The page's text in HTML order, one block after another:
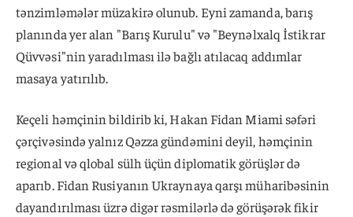
tənzimləmələr müzakirə olunub. Eyni zamanda, barış
planında yer alan "Barış Kurulu" və "Beynəlxalq İstikrar
Qüvvəsi"nin yaradılması ilə bağlı atılacaq addımlar
masaya yatırılıb.
Keçeli həmçinin bildirib ki, Hakan Fidan Miami səfəri
çərçivəsində yalnız Qəzza gündəmini deyil, həmçinin
regional və qlobal sülh üçün diplomatik görüşlər də
aparıb. Fidan Rusiyanın Ukraynaya qarşı müharibəsinin
dayandırılması üzrə digər rəsmilərlə də görüşərək fikir